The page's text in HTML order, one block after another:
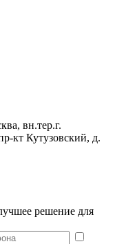
вн.тер.г.
кт Кутузовский, д.
решение для